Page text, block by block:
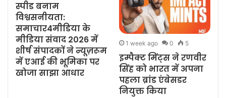
स्पीड बनाम
विश्वसनीयता:
समाचार4मीडिया के
मीडिया संवाद 2026 में
शीर्ष संपादकों ने न्यूज़रूम
में एआई की भूमिका पर
खोजा साझा आधार
1 week ago 0 5
इम्पैक्ट मिंट्स ने रणवीर
सिंह को भारत में अपना
पहला ब्रांड एंबेसडर
नियुक्त किया